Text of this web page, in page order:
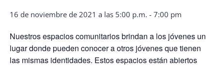
16 de noviembre de 2021 a las 5:00 p.m. - 7:00 pm
Nuestros espacios comunitarios brindan a los jóvenes un
lugar donde pueden conocer a otros jóvenes que tienen
las mismas identidades. Estos espacios están abiertos